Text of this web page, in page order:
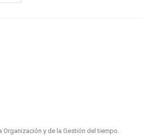
Organización y de la Gestión del tiempo.